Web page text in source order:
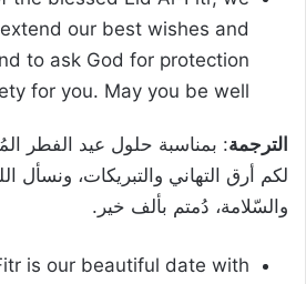
our best wishes and
to ask God for protection
for you. May you be well.
الترجمة: بمناسبة حلول عيد الفطر
لكم أرق التهاني والتبريكات، ونسأل
والسّلامة، دُمتم بألف خير.
is our beautiful date with